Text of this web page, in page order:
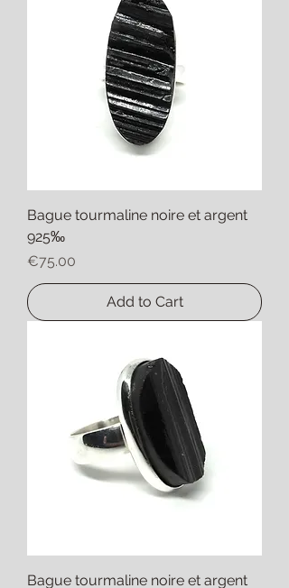
Bague tourmaline noire et argent
925‰
Price
€75.00
Add to Cart
Bague tourmaline noire et argent